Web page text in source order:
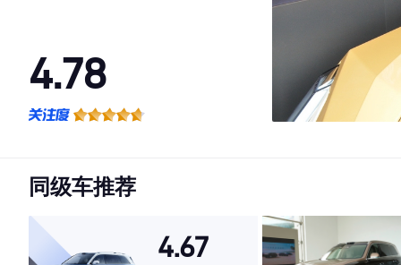
4.78
·空间表现较为优秀，优于86%同级车
同级车推荐
4.67